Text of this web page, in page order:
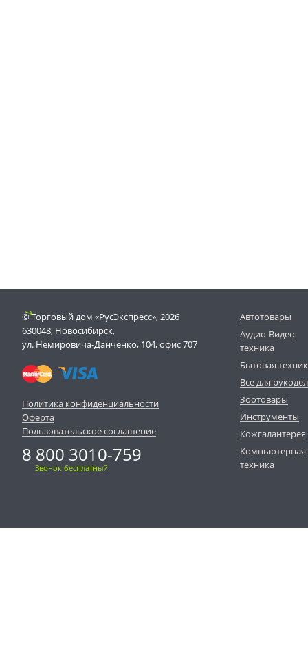
© Торговый дом «РусЭкспресс», 2026
630048, Новосибирск,
ул. Немировича-Данченко, 104, офис 707
Политика конфиденциальности
Оферта
Пользовательское соглашение
8 800 3010-759
Звонок бесплатный
Автотовары
Аудио-Видео
техника
Бытовая
Все для
Зоотовары
Инструменты
Кожгалантерея
Компьютерная
техника